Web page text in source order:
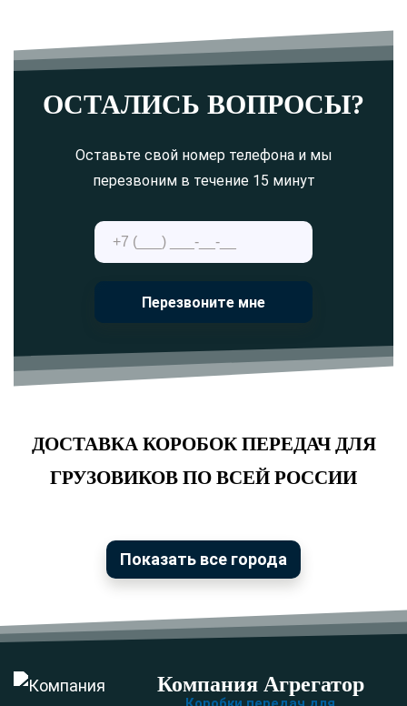
ОСТАЛИСЬ ВОПРОСЫ?
Оставьте свой номер телефона и мы
перезвоним в течение 15 минут
Перезвоните мне
ДОСТАВКА КОРОБОК ПЕРЕДАЧ ДЛЯ
ГРУЗОВИКОВ ПО ВСЕЙ РОССИИ
Показать все города
Компания Агрегатор